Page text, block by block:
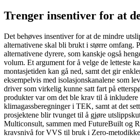
Trenger insentiver for at
Det behøves insentiver for at de mindre
alternativene skal bli brukt i større omfang.
alternativene dyrere, som kanskje også
volum. Et argument for å velge de letteste
montasjetiden kan gå ned, samt det gir
eksempelvis med isolasjonskanalene som
driver som virkelig kunne satt fart på
produkter var om det ble krav til å
klimagassberegninger i TEK, samt at det
prosjektene blir tvunget til å gjøre
Multiconsult, sammen med FutureBuilt og
kravsnivå for VVS til bruk i Zero-